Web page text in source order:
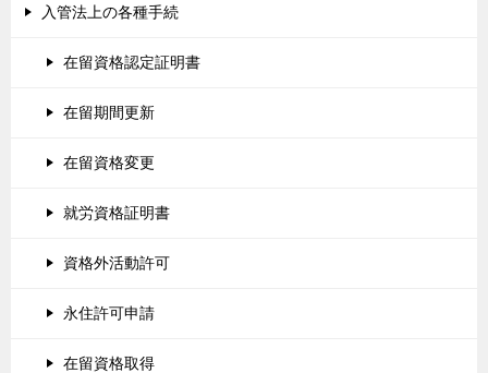
入管法上の各種手続
在留資格認定証明書
在留期間更新
在留資格変更
就労資格証明書
資格外活動許可
永住許可申請
在留資格取得